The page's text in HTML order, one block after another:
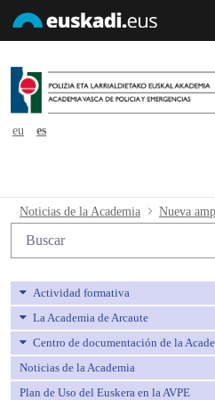
eu
es
Nueva ampliación
Noticias de la Academia
Búsqueda web
Actividad formativa
La Academia de Arcaute
Centro de documentación de la
Noticias de la Academia
Plan de Uso del Euskera en la AVPE